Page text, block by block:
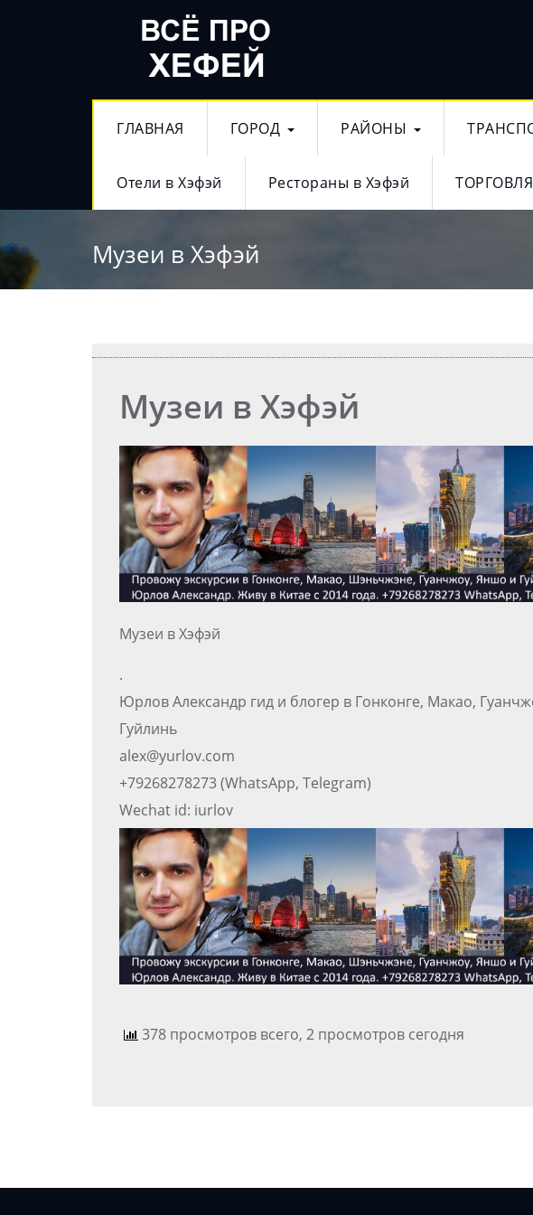
ГЛАВНАЯ ГОРОД РАЙОНЫ
Отели в Хэфэй Рестораны в Хэфэй ТОРГОВЛЯ
Музеи в Хэфэй
Музеи в Хэфэй
Музеи в Хэфэй
.
Юрлов Александр гид и блогер в Гонконге, Макао,
Гуйлинь
alex@yurlov.com
+79268278273 (WhatsApp, Telegram)
Wechat id: iurlov
378 просмотров всего, 2 просмотров сегодня